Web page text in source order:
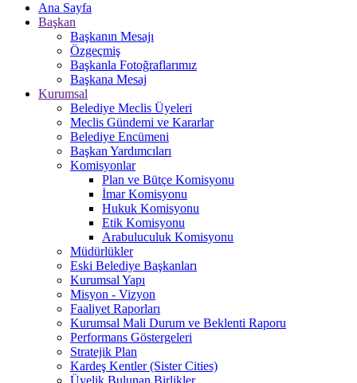
Ana Sayfa
Başkan
Başkanın Mesajı
Özgeçmiş
Başkanla Fotoğraflarımız
Başkana Mesaj
Kurumsal
Belediye Meclis Üyeleri
Meclis Gündemi ve Kararlar
Belediye Encümeni
Başkan Yardımcıları
Komisyonlar
Plan ve Bütçe Komisyonu
İmar Komisyonu
Hukuk Komisyonu
Etik Komisyonu
Arabuluculuk Komisyonu
Müdürlükler
Eski Belediye Başkanları
Kurumsal Yapı
Misyon - Vizyon
Faaliyet Raporları
Kurumsal Mali Durum ve Beklenti Raporu
Performans Göstergeleri
Stratejik Plan
Kardeş Kentler (Sister Cities)
Üyelik Bulunan Birlikler